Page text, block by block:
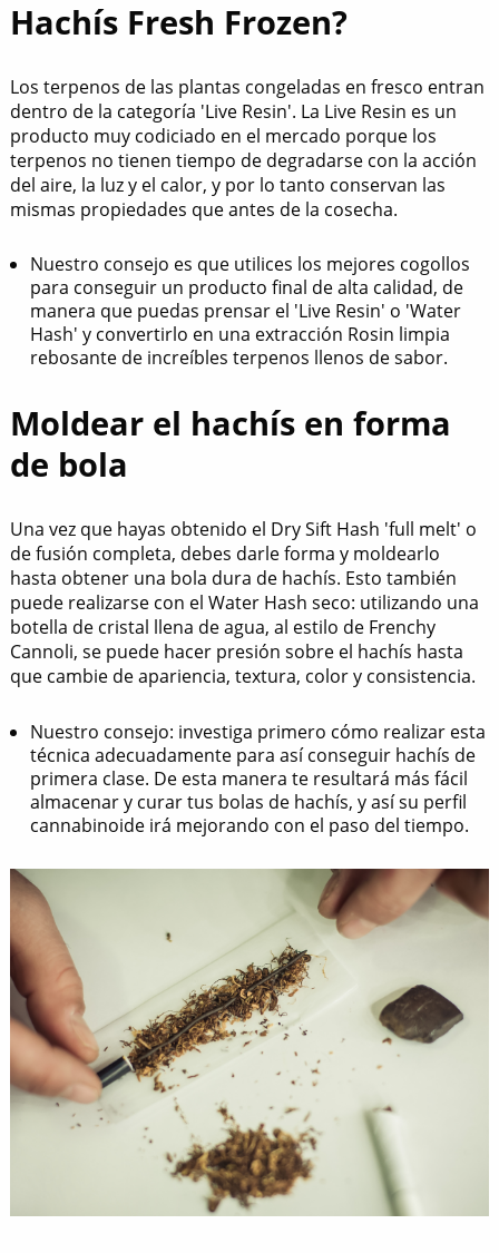
Hachís Fresh Frozen?
Los terpenos de las plantas congeladas en fresco entran
dentro de la categoría 'Live Resin'. La Live Resin es un
producto muy codiciado en el mercado porque los
terpenos no tienen tiempo de degradarse con la acción
del aire, la luz y el calor, y por lo tanto conservan las
mismas propiedades que antes de la cosecha.
Nuestro consejo es que utilices los mejores cogollos
para conseguir un producto final de alta calidad, de
manera que puedas prensar el 'Live Resin' o 'Water
Hash' y convertirlo en una extracción Rosin limpia
rebosante de increíbles terpenos llenos de sabor.
Moldear el hachís en forma
de bola
Una vez que hayas obtenido el Dry Sift Hash 'full melt' o
de fusión completa, debes darle forma y moldearlo
hasta obtener una bola dura de hachís. Esto también
puede realizarse con el Water Hash seco: utilizando una
botella de cristal llena de agua, al estilo de Frenchy
Cannoli, se puede hacer presión sobre el hachís hasta
que cambie de apariencia, textura, color y consistencia.
Nuestro consejo: investiga primero cómo realizar esta
técnica adecuadamente para así conseguir hachís de
primera clase. De esta manera te resultará más fácil
almacenar y curar tus bolas de hachís, y así su perfil
cannabinoide irá mejorando con el paso del tiempo.